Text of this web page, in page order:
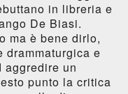
in libreria e
De Biasi.
ma è bene dirlo,
drammaturgica e
aggredire un
punto la critica